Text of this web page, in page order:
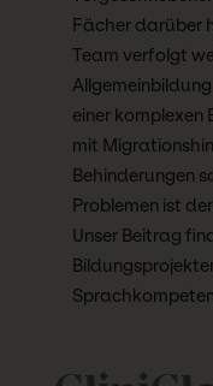
Fächer darüber
Team verfolgt
einer komplexen
mit
Behinderungen
Problemen ist
Unser Beitrag